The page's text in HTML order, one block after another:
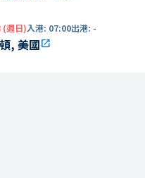
(週日)入港: 07:00出港: -
, 美國open_in_new